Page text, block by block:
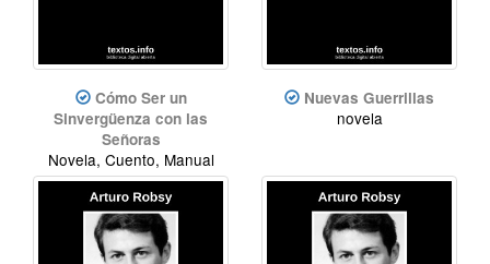
Cómo Ser un
Sinvergüenza con las
Señoras
Novela, Cuento, Manual
Nuevas Guerrillas
novela